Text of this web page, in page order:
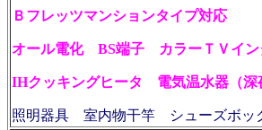
Ｂフレッツマンションタイプ対応
オール電化 BS端子 カラーＴＶイ
IHクッキングヒータ 電気温水器（深
照明器具 室内物干竿 シューズボッ